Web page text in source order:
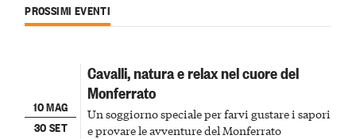
PROSSIMI EVENTI
10 MAG
30 SET
Cavalli, natura e relax nel cuore del
Monferrato
Un soggiorno speciale per farvi gustare i sapori
e provare le avventure del Monferrato